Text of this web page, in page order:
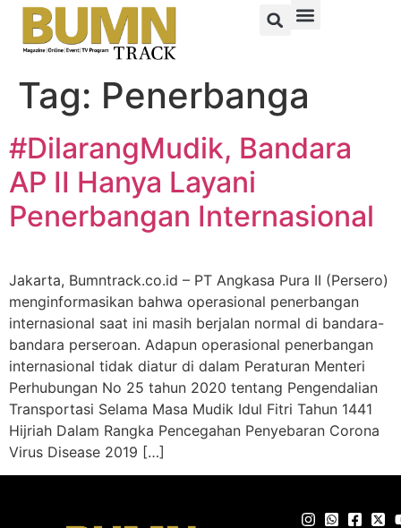
Tag: Penerbanga
#DilarangMudik, Bandara
AP II Hanya Layani
Penerbangan Internasional
Jakarta, Bumntrack.co.id – PT Angkasa Pura II (Persero)
menginformasikan bahwa operasional penerbangan
internasional saat ini masih berjalan normal di bandara-
bandara perseroan. Adapun operasional penerbangan
internasional tidak diatur di dalam Peraturan Menteri
Perhubungan No 25 tahun 2020 tentang Pengendalian
Transportasi Selama Masa Mudik Idul Fitri Tahun 1441
Hijriah Dalam Rangka Pencegahan Penyebaran Corona
Virus Disease 2019 […]